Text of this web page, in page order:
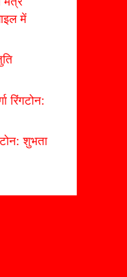
में
रिंगटोन:
शुभता